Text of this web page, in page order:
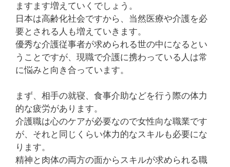
ますます増えていくでしょう。
日本は高齢化社会ですから、当然医療や介護を必
要とされる人も増えていきます。
優秀な介護従事者が求められる世の中になるとい
うことですが、現職で介護に携わっている人は常
に悩みと向き合っています。
まず、相手の就寝、食事介助などを行う際の体力
的な疲労があります。
介護職は心のケアが必要なので女性向な職業です
が、それと同じくらい体力的なスキルも必要にな
ります。
精神と肉体の両方の面からスキルが求められる職